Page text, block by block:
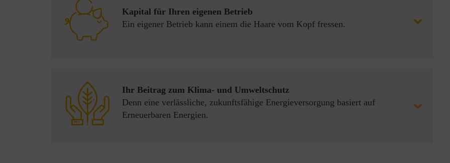
Kapital für Ihren eigenen Betrieb
Ein eigener Betrieb kann einem die Haare vom Kopf fressen.
Ihr Beitrag zum Klima- und Umweltschutz
Denn eine verlässliche, zukunftsfähige Energieversorgung basiert auf
Erneuerbaren Energien.